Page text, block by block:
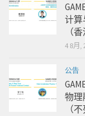
计算
（
4 8月,
公告
物理
（